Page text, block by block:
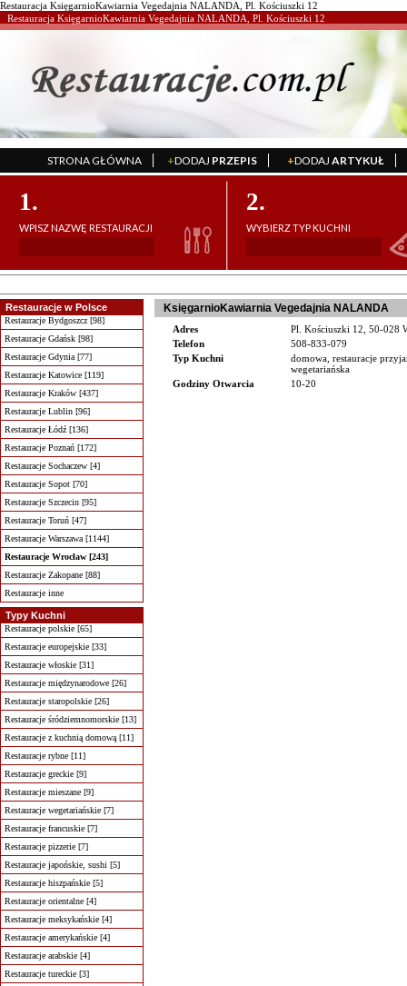
Restauracja KsięgarnioKawiarnia Vegedajnia NALANDA, Pl. Kościuszki 12
Restauracja KsięgarnioKawiarnia Vegedajnia NALANDA, Pl. Kościuszki 12
STRONA GŁÓWNA +DODAJ PRZEPIS +DODAJ ARTYKUŁ
1.
WPISZ NAZWĘ RESTAURACJI
2.
WYBIERZ TYP KUCHNI
Restauracje w Polsce
Restauracje Bydgoszcz [98]
Restauracje Gdańsk [98]
Restauracje Gdynia [77]
Restauracje Katowice [119]
Restauracje Kraków [437]
Restauracje Lublin [96]
Restauracje Łódź [136]
Restauracje Poznań [172]
Restauracje Sochaczew [4]
Restauracje Sopot [70]
Restauracje Szczecin [95]
Restauracje Toruń [47]
Restauracje Warszawa [1144]
Restauracje Wrocław [243]
Restauracje Zakopane [88]
Restauracje inne
Typy Kuchni
Restauracje polskie [65]
Restauracje europejskie [33]
Restauracje włoskie [31]
Restauracje międzynarodowe [26]
Restauracje staropolskie [26]
Restauracje śródziemnomorskie [13]
Restauracje z kuchnią domową [11]
Restauracje rybne [11]
Restauracje greckie [9]
Restauracje mieszane [9]
Restauracje wegetariańskie [7]
Restauracje francuskie [7]
Restauracje pizzerie [7]
Restauracje japońskie, sushi [5]
Restauracje hiszpańskie [5]
Restauracje orientalne [4]
Restauracje meksykańskie [4]
Restauracje amerykańskie [4]
Restauracje arabskie [4]
Restauracje tureckie [3]
KsięgarnioKawiarnia Vegedajnia NALANDA
Adres
Pl. Kościuszki 12, 50-028
Telefon
508-833-079
Typ Kuchni
domowa, restauracje
wegetariańska
Godziny Otwarcia
10-20